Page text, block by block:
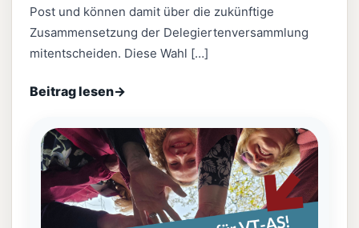
Post und können damit über die zukünftige
Zusammensetzung der Delegiertenversammlung
mitentscheiden. Diese Wahl […]
Beitrag lesen→